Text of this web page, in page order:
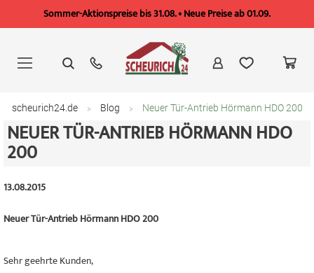
Sommer-Aktionspreise bis 31.08. • Neue Preise ab 01.09.
springen
scheurich24.de Blog Neuer Tür-Antrieb Hörmann HDO 200
NEUER TÜR-ANTRIEB HÖRMANN HDO
200
13.08.2015
Neuer Tür-Antrieb Hörmann HDO 200
Sehr geehrte Kunden,